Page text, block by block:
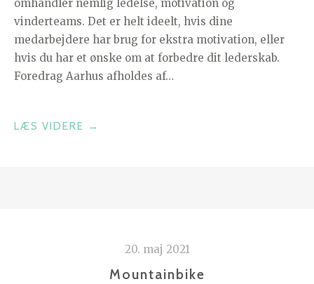
omhandler nemlig ledelse, motivation og
vinderteams. Det er helt ideelt, hvis dine
medarbejdere har brug for ekstra motivation, eller
hvis du har et ønske om at forbedre dit lederskab.
Foredrag Aarhus afholdes af…
LÆS VIDERE “FOREDRAG
→
20. maj 2021
Mountainbike